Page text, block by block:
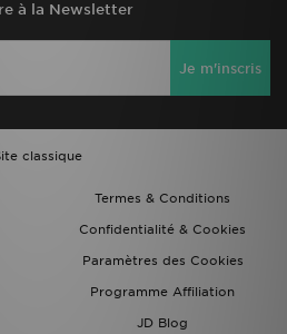
à la Newsletter
Je m'inscris
classique
Termes & Conditions
Confidentialité & Cookies
Paramètres des Cookies
Programme Affiliation
JD Blog